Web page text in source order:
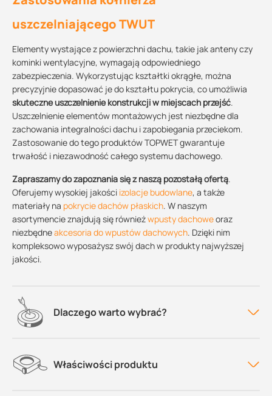
uszczelniającego TWUT
Elementy wystające z powierzchni dachu, takie jak anteny czy
kominki wentylacyjne, wymagają odpowiedniego
zabezpieczenia. Wykorzystując kształtki okrągłe, można
precyzyjnie dopasować je do kształtu pokrycia, co umożliwia
skuteczne uszczelnienie konstrukcji w miejscach przejść.
Uszczelnienie elementów montażowych jest niezbędne dla
zachowania integralności dachu i zapobiegania przeciekom.
Zastosowanie do tego produktów TOPWET gwarantuje
trwałość i niezawodność całego systemu dachowego.
Zapraszamy do zapoznania się z naszą pozostałą ofertą.
Oferujemy wysokiej jakości izolacje budowlane, a także
materiały na pokrycie dachów płaskich. W naszym
asortymencie znajdują się równieżwpusty dachoweoraz
niezbędneakcesoria do wpustów dachowych. Dzięki nim
kompleksowo wyposażysz swój dach w produkty najwyższej
jakości.
Dlaczego warto wybrać?
Właściwości produktu